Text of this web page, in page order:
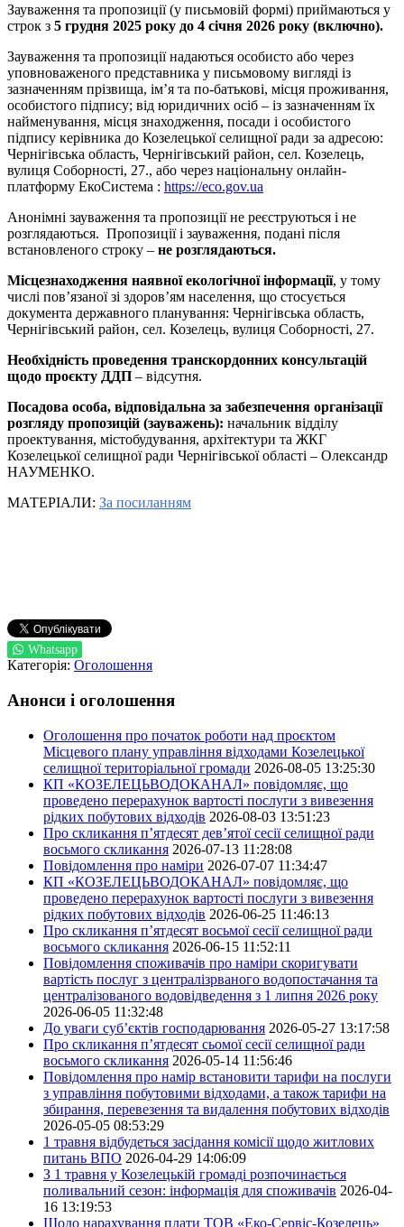
Зауваження та пропозиції (у письмовій формі) приймаються у
строк з 5 грудня 2025 року до 4 січня 2026 року (включно).
Зауваження та пропозиції надаються особисто або через
уповноваженого представника у письмовому вигляді із
зазначенням прізвища, ім’я та по-батькові, місця проживання,
особистого підпису; від юридичних осіб – із зазначенням їх
найменування, місця знаходження, посади і особистого
підпису керівника до Козелецької селищної ради за адресою:
Чернігівська область, Чернігівський район, сел. Козелець,
вулиця Соборності, 27., або через національну онлайн-
платформу ЕкоСистема : https://eco.gov.ua
Анонімні зауваження та пропозиції не реєструються і не
розглядаються. Пропозиції і зауваження, подані після
встановленого строку – не розглядаються.
Місцезнаходження наявної екологічної інформації, у тому
числі пов’язаної зі здоров’ям населення, що стосується
документа державного планування: Чернігівська область,
Чернігівський район, сел. Козелець, вулиця Соборності, 27.
Необхідність проведення транскордонних консультацій
щодо проєкту ДДП – відсутня.
Посадова особа, відповідальна за забезпечення організації
розгляду пропозицій (зауважень): начальник відділу
проектування, містобудування, архітектури та ЖКГ
Козелецької селищної ради Чернігівської області – Олександр
НАУМЕНКО.
МАТЕРІАЛИ: За посиланням
Whatsapp
Категорія: Оголошення
Анонси і оголошення
Оголошення про початок роботи над проєктом
Місцевого плану управління відходами Козелецької
селищної територіальної громади 2026-08-05 13:25:30
КП «КОЗЕЛЕЦЬВОДОКАНАЛ» повідомляє, що
проведено перерахунок вартості послуги з вивезення
рідких побутових відходів 2026-08-03 13:51:23
Про скликання п’ятдесят дев’ятої сесії селищної ради
восьмого скликання 2026-07-13 11:28:08
Повідомлення про наміри 2026-07-07 11:34:47
КП «КОЗЕЛЕЦЬВОДОКАНАЛ» повідомляє, що
проведено перерахунок вартості послуги з вивезення
рідких побутових відходів 2026-06-25 11:46:13
Про скликання п’ятдесят восьмої сесії селищної ради
восьмого скликання 2026-06-15 11:52:11
Повідомлення споживачів про наміри скоригувати
вартість послуг з централізрваного водопостачання та
централізованого водовідведення з 1 липня 2026 року
2026-06-05 11:32:48
До уваги суб’єктів господарювання 2026-05-27 13:17:58
Про скликання п’ятдесят сьомої сесії селищної ради
восьмого скликання 2026-05-14 11:56:46
Повідомлення про намір встановити тарифи на послуги
з управління побутовими відходами, а також тарифи на
збирання, перевезення та видалення побутових відходів
2026-05-05 08:53:29
1 травня відбудеться засідання комісії щодо житлових
питань ВПО 2026-04-29 14:06:09
З 1 травня у Козелецькій громаді розпочинається
поливальний сезон: інформація для споживачів 2026-04-
16 13:19:53
Щодо нарахування плати ТОВ «Еко-Сервіс-Козелець»